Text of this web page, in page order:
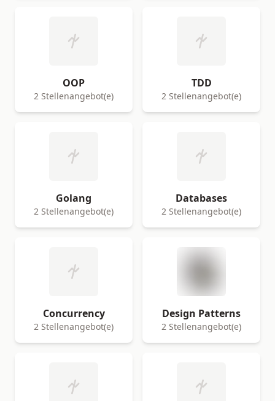
OOP
2 Stellenangebot(e)
TDD
2 Stellenangebot(e)
Golang
2 Stellenangebot(e)
Databases
2 Stellenangebot(e)
Concurrency
2 Stellenangebot(e)
Design Patterns
2 Stellenangebot(e)